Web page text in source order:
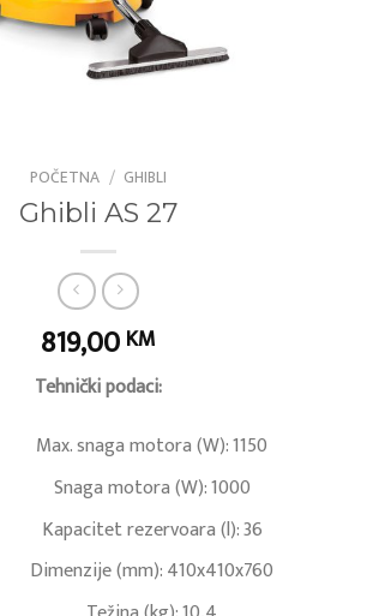
POČETNA / GHIBLI
Ghibli AS 27
819,00 KM
Tehnički podaci:
Max. snaga motora (W): 1150
Snaga motora (W): 1000
Kapacitet rezervoara (l): 36
Dimenzije (mm): 410x410x760